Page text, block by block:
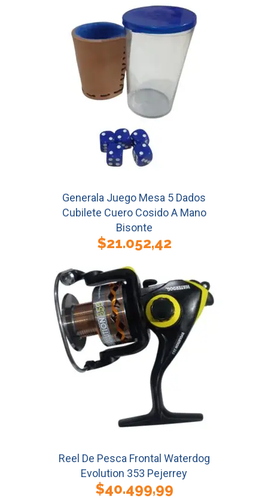
Generala Juego Mesa 5 Dados
Cubilete Cuero Cosido A Mano
Bisonte
$21.052,42
Reel De Pesca Frontal Waterdog
Evolution 353 Pejerrey
$40.499,99